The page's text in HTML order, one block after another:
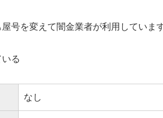
号を変えて闇金業者が利用しています
る
なし